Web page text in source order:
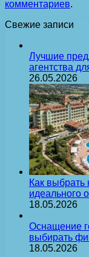
комментариев.
Свежие записи
Лучшие
агентства
26.05.2026
Как выбрать
идеального
18.05.2026
Оснащение
выбирать
18.05.2026